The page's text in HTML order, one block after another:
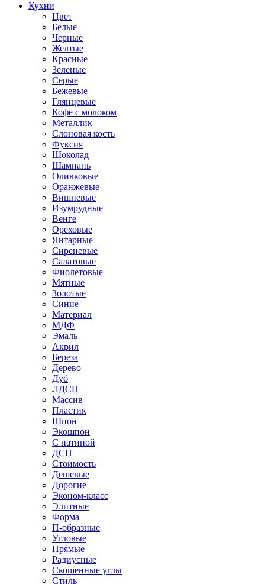
Кухни
Цвет
Белые
Черные
Желтые
Красные
Зеленые
Серые
Бежевые
Глянцевые
Кофе с молоком
Металлик
Слоновая кость
Фуксия
Шоколад
Шампань
Оливковые
Оранжевые
Вишневые
Изумрудные
Венге
Ореховые
Янтарные
Сиреневые
Салатовые
Фиолетовые
Мятные
Золотые
Синие
Материал
МДФ
Эмаль
Акрил
Береза
Дерево
Дуб
ЛДСП
Массив
Пластик
Шпон
Экошпон
С патиной
ДСП
Стоимость
Дешевые
Дорогие
Эконом-класс
Элитные
Форма
П-образные
Угловые
Прямые
Радиусные
Скошенные углы
Стиль